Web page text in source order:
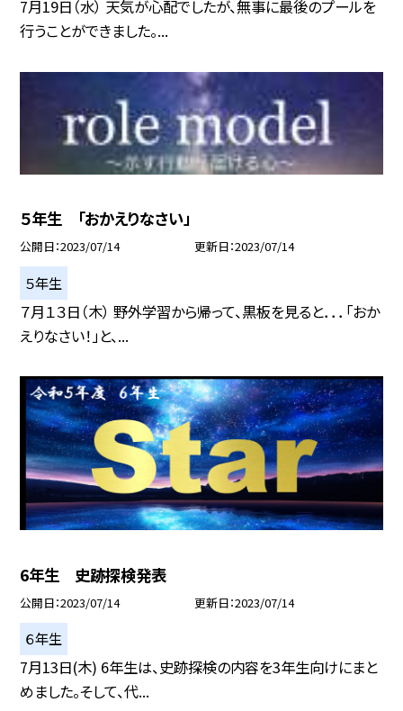
7月19日（水） 天気が心配でしたが、無事に最後のプールを
行うことができました。...
５年生 「おかえりなさい」
公開日 2023/07/14 更新日 2023/07/14
５年生
７月１３日（木） 野外学習から帰って、黒板を見ると．．．「おか
えりなさい！」と、...
6年生 史跡探検発表
公開日 2023/07/14 更新日 2023/07/14
６年生
7月13日(木) 6年生は、史跡探検の内容を3年生向けにまと
めました。そして、代...